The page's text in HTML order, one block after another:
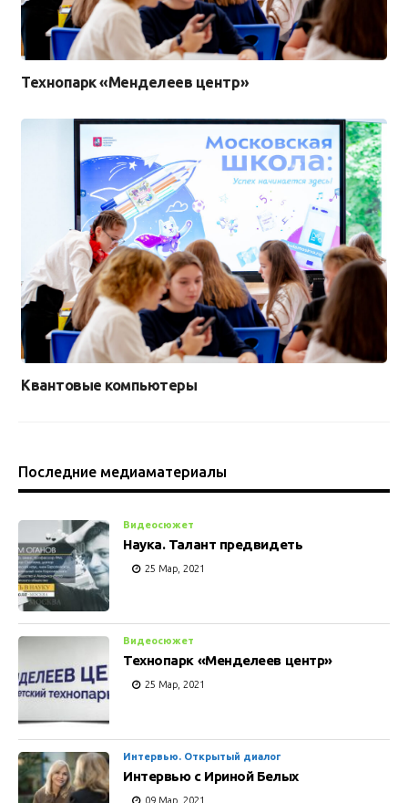
Технопарк «Менделеев центр»
Квантовые компьютеры
Последние медиаматериалы
Видеосюжет
Наука. Талант предвидеть
25 Мар, 2021
Видеосюжет
Технопарк «Менделеев центр»
25 Мар, 2021
Интервью. Открытый диалог
Интервью с Ириной Белых
09 Мар, 2021